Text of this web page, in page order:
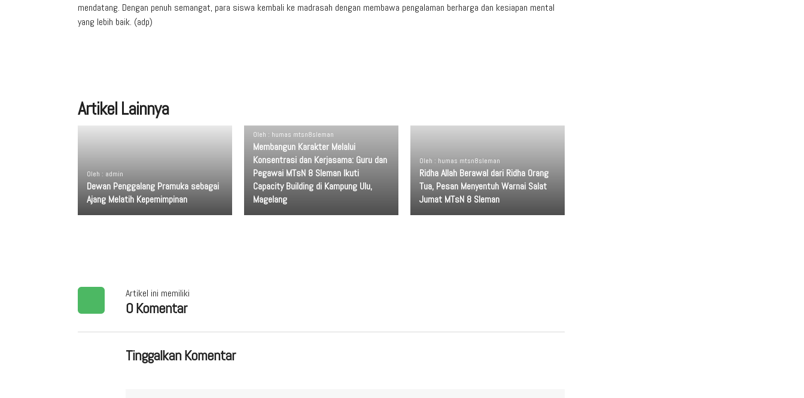
mendatang. Dengan penuh semangat, para siswa kembali ke madrasah dengan membawa pengalaman berharga dan kesiapan mental
yang lebih baik. (adp)
Artikel Lainnya
Oleh : admin
Dewan Penggalang Pramuka sebagai
Ajang Melatih Kepemimpinan
Oleh : humas mtsn8sleman
Membangun Karakter Melalui
Konsentrasi dan Kerjasama: Guru dan
Pegawai MTsN 8 Sleman Ikuti
Capacity Building di Kampung Ulu,
Magelang
Oleh : humas mtsn8sleman
Ridha Allah Berawal dari Ridha Orang
Tua, Pesan Menyentuh Warnai Salat
Jumat MTsN 8 Sleman
Artikel ini memiliki
0 Komentar
Tinggalkan Komentar